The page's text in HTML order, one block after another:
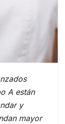
A están
y
mayor